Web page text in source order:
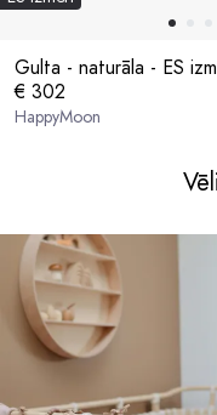
Gulta - naturāla - ES
€ 302
HappyMoon